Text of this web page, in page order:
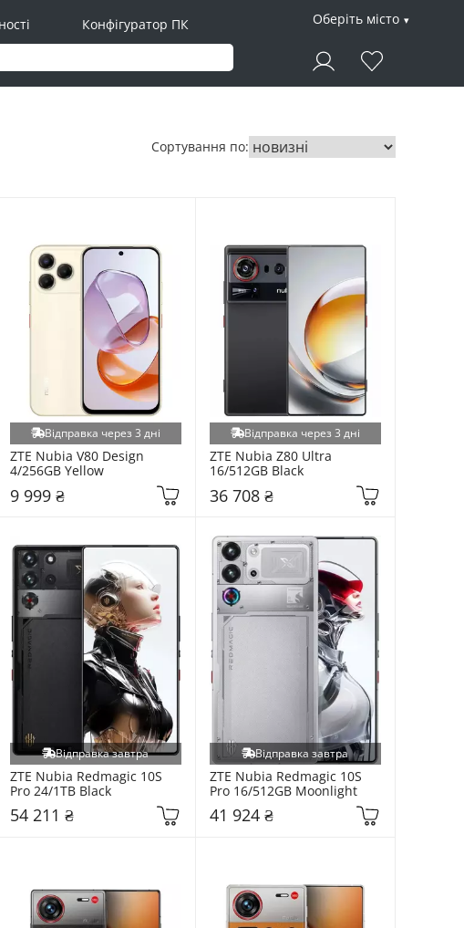
Конфігуратор ПК Оберіть місто
Сортування по:
Відправка через 3 дні
ZTE Nubia V80 Design
4/256GB Yellow
9 999 ₴
Відправка через 3 дні
ZTE Nubia Z80 Ultra
16/512GB Black
36 708 ₴
Відправка завтра
ZTE Nubia Redmagic 10S
Pro 24/1TB Black
54 211 ₴
Відправка завтра
ZTE Nubia Redmagic 10S
Pro 16/512GB Moonlight
41 924 ₴